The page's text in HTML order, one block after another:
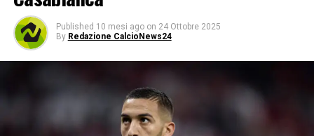
Published 10 mesi ago on 24 Ottobre 2025
By Redazione CalcioNews24